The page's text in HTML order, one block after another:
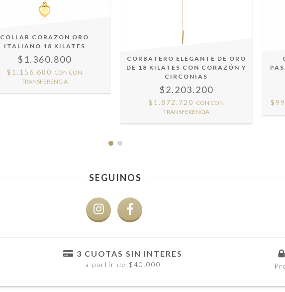
COLLAR CORAZON ORO
ITALIANO 18 KILATES
$1.360.800
$1.156.680 CON CON
TRANSFERENCIA
CORBATERO ELEGANTE DE ORO
DE 18 KILATES CON CORAZÓN Y
CIRCONIAS
$2.203.200
$1.872.720 CON CON
TRANSFERENCIA
SEGUINOS
3 CUOTAS SIN INTERES
a partir de $40.000